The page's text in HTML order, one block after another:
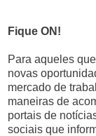
Fique ON!
Para aqueles
novas
mercado de
maneiras de
portais de
sociais que